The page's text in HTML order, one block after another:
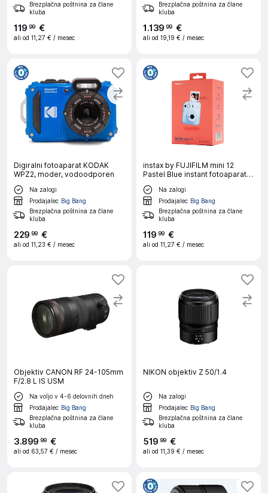
Brezplačna poštnina za člane
kluba
119 99 €
ali od 11,27 € / mesec
Brezplačna poštnina za člane
kluba
1 .139 99 €
ali od 19,19 € / mesec
Digiralni fotoaparat KODAK
WPZ2, moder, vodoodporen
Na zalogi
Prodajalec Big Bang
Brezplačna poštnina za člane
kluba
229 99 €
ali od 11,23 € / mesec
instax by FUJIFILM mini 12
Pastel Blue instant fotoaparat +
10 listov filma
Na zalogi
Prodajalec Big Bang
Brezplačna poštnina za člane
kluba
119 99 €
ali od 11,27 € / mesec
Objektiv CANON RF 24-105mm
F/2.8 L IS USM
Na voljo v 4-6 delovnih dneh
Prodajalec Big Bang
Brezplačna poštnina za člane
kluba
3.899 99 €
ali od 63,57 € / mesec
NIKON objektiv Z 50/1.4
Na zalogi
Prodajalec Big Bang
Brezplačna poštnina za člane
kluba
519 99 €
ali od 11,39 € / mesec